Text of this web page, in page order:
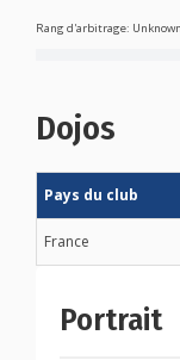
Rang d'arbitrage: Unknown
Dojos
Pays du club
France
Portrait